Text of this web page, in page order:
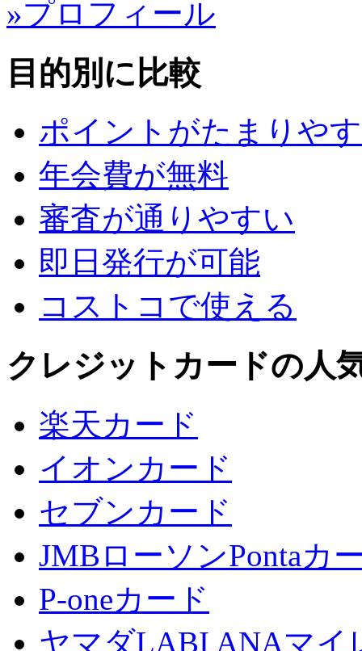
»プロフィール
目的別に比較
ポイントがたまりや
年会費が無料
審査が通りやすい
即日発行が可能
コストコで使える
クレジットカードの人
楽天カード
イオンカード
セブンカード
JMBローソンPontaカ
P-oneカード
ヤマダLABI ANAマイ